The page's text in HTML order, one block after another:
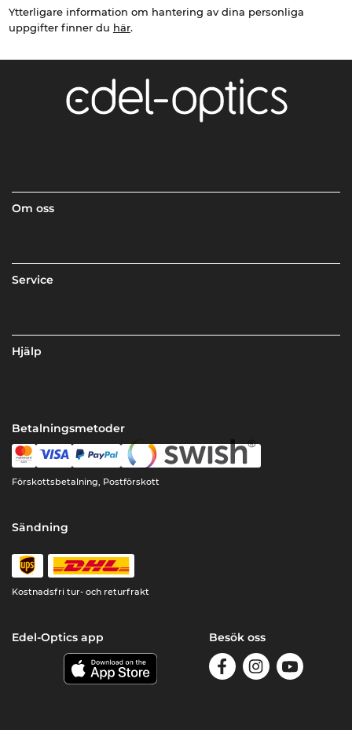
Ytterligare information om hantering av dina personliga
uppgifter finner du här.
Om oss
Service
Hjälp
Betalningsmetoder
Förskottsbetalning, Postförskott
Sändning
Kostnadsfri tur- och returfrakt
Edel-Optics app Besök oss